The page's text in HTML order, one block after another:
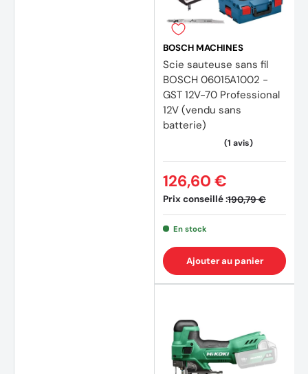
BOSCH MACHINES
Scie sauteuse sans fil
BOSCH 06015A1002 -
GST 12V-70 Professional
12V (vendu sans
batterie)
Prix conseillé :190,79 €
126,60 €
En stock
Ajouter au panier